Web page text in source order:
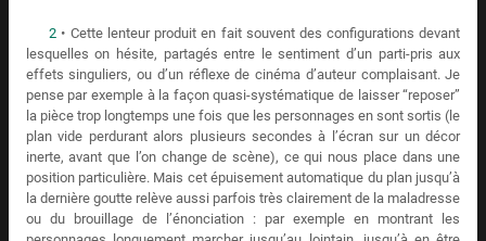
2 • Cette lenteur produit en fait souvent des configurations devant
lesquelles on hésite, partagés entre le sentiment d’un parti-pris aux
effets singuliers, ou d’un réflexe de cinéma d’auteur complaisant. Je
pense par exemple à la façon quasi-systématique de laisser “reposer”
la pièce trop longtemps une fois que les personnages en sont sortis (le
plan vide perdurant alors plusieurs secondes à l’écran sur un décor
inerte, avant que l’on change de scène), ce qui nous place dans une
position particulière. Mais cet épuisement automatique du plan jusqu’à
la dernière goutte relève aussi parfois très clairement de la maladresse
ou du brouillage de l’énonciation : par exemple en montrant les